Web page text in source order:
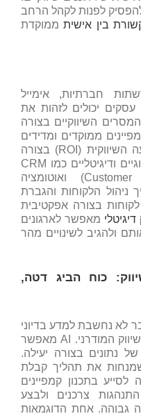
לפנות לקהל הרחב
בין אישיתממוקדת
חברתיות, אימייל
עסקים יכולים לזהות את
השיווקיים בצורה
ממוקדים ומדידים
שמובילים לשיפור החזר ההשקעה השיווקית (ROI) בצורה
משמעותית. שימוש בכלים טכנולוגיים ודיגיטליים כמו CRM
(Customer Relationship Management) ואוטומציה
ניהול הלקוחות והגברת
בצורה אפקטיבית
דיגיטלי מאפשר לארגונים
ולהגיב לשינויים מהר
כוח הביג דטה,
לא נחשבת למדע בדיוני
אלא לכלי עבודה חזק ומתקדם בשיווק המודרני. AI מאפשר
נתונים בצורה יעילה.
שמנחות את תהליך קבלת
בתכנון קמפיינים
צרכנים ולבצע
גבוהה. אחת הדוגמאות